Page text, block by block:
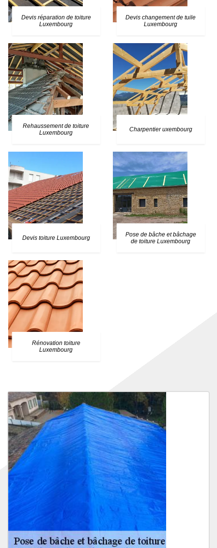
Devis réparation de toiture
Luxembourg
Devis changement de tuile
Luxembourg
Rehaussement de toiture
Luxembourg
Charpentier uxembourg
Devis toiture Luxembourg
Pose de bâche et bâchage
de toiture Luxembourg
Rénovation toiture
Luxembourg